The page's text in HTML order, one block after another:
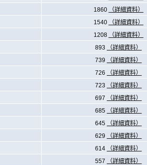
1860 （詳細資料）
1540 （詳細資料）
1208 （詳細資料）
893 （詳細資料）
739 （詳細資料）
726 （詳細資料）
723 （詳細資料）
697 （詳細資料）
685 （詳細資料）
645 （詳細資料）
629 （詳細資料）
614 （詳細資料）
557 （詳細資料）